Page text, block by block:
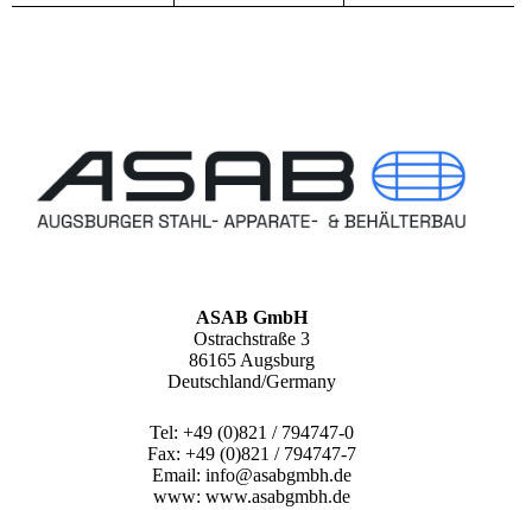
ASAB GmbH
Ostrachstraße 3
86165 Augsburg
Deutschland/Germany
Tel: +49 (0)821 / 794747-0
Fax: +49 (0)821 / 794747-7
Email: info@asabgmbh.de
www: www.asabgmbh.de